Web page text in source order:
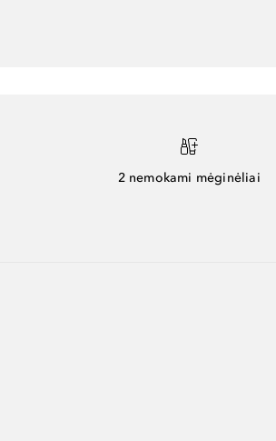
2 nemokami mėginėliai